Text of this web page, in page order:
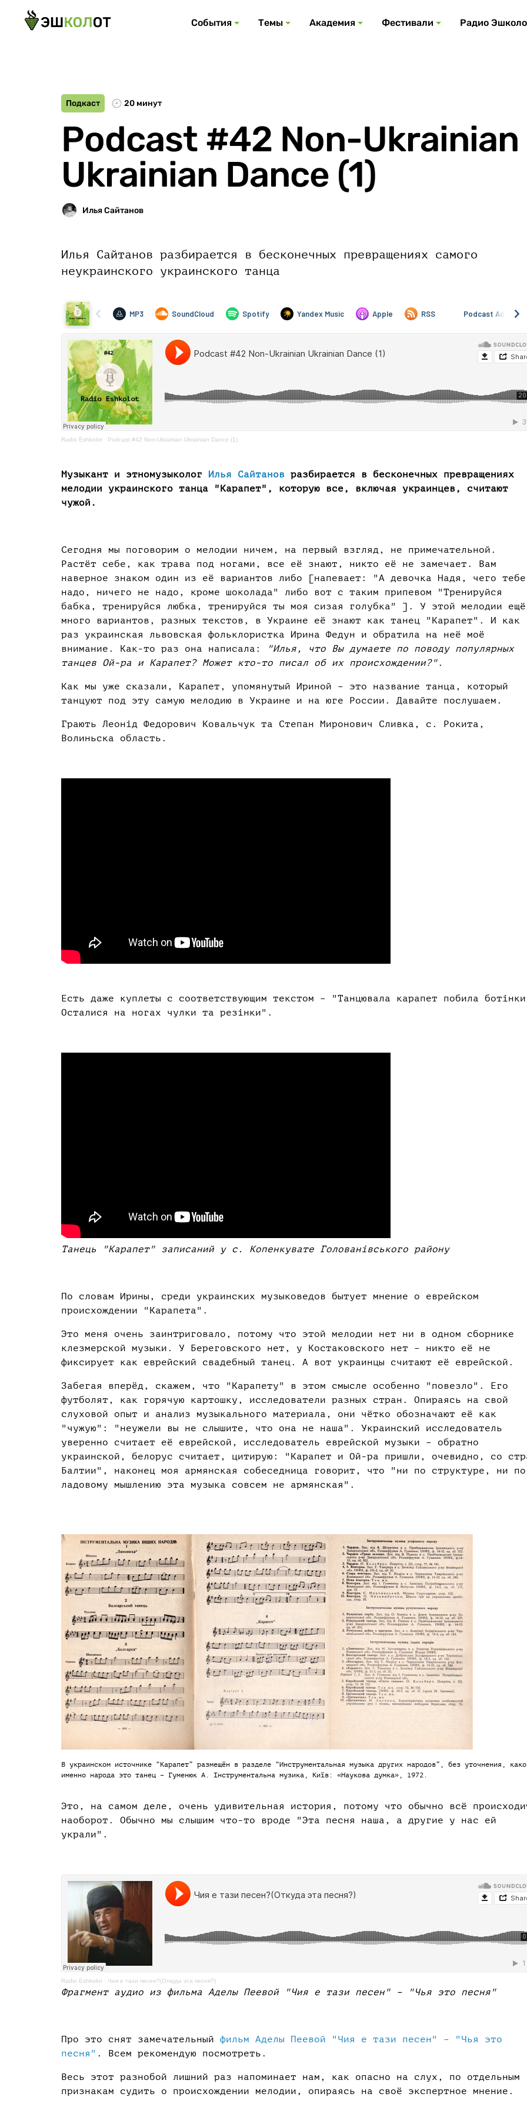
События
Темы
Все темы
Академия
Фестивали
Радио
Podcast #42 Non-Ukrainian
Ukrainian Dance (1)
Подкаст 20 минут
Илья Сайтанов разбирается в бесконечных превращениях самого
неукраинского украинского танца
Radio Eshkolot · Podcast #42 Non-Ukrainian Ukrainian Dance (1)
Музыкант и этномузыколог Илья Сайтанов разбирается в бесконечных превращениях
мелодии украинского танца "Карапет", которую все, включая украинцев, считают
чужой.
Сегодня мы поговорим о мелодии ничем, на первый взгляд, не примечательной.
Растёт себе, как трава под ногами, все её знают, никто её не замечает. Вам
наверное знаком один из её вариантов либо [напевает: "А девочка Надя, чего тебе
надо, ничего не надо, кроме шоколада" либо вот с таким припевом "Тренируйся
бабка, тренируйся любка, тренируйся ты моя сизая голубка" ]. У этой мелодии ещё
много вариантов, разных текстов, в Украине её знают как танец "Карапет". И как
раз украинская львовская фольклористка Ирина Федун и обратила на неё моё
внимание. Как-то раз она написала:
"Илья, что Вы думаете по поводу популярных
танцев Ой-ра и Карапет? Может кто-то писал об их происхождении?".
Как мы уже сказали, Карапет, упомянутый Ириной – это название танца, который
танцуют под эту самую мелодию в Украине и на юге России. Давайте послушаем.
Грають Леонід Федорович Ковальчук та Степан Миронович Сливка, с. Рокита,
Волиньска область.
Есть даже куплеты с соответствующим текстом – "Танцювала карапет побила
Осталися на ногах чулки та резінки".
Танець "Карапет" записаний у с. Копенкувате Голованівського району
По словам Ирины, среди украинских музыковедов бытует мнение о еврейском
происхождении "Карапета".
Это меня очень заинтриговало, потому что этой мелодии нет ни в одном сборнике
клезмерской музыки. У Береговского нет, у Костаковского нет – никто её не
фиксирует как еврейский свадебный танец. А вот украинцы считают её еврейской.
Забегая вперёд, скажем, что "Карапету" в этом смысле особенно "повезло". Его
футболят, как горячую картошку, исследователи разных стран. Опираясь на свой
слуховой опыт и анализ музыкального материала, они чётко обозначают её как
"чужую": "неужели вы не слышите, что она не наша". Украинский исследователь
уверенно считает её еврейской, исследователь еврейской музыки – обратно
украинской, белорус считает, цитирую: "Карапет и Ой-ра пришли, очевидно, со
Балтии", наконец моя армянская собеседница говорит, что "ни по структуре, ни по
ладовому мышлению эта музыка совсем не армянская".
В украинском источнике “Карапет” размещён в разделе “Инструментальная музыка других народов”, без уточнения,
именно народа это танец – Гуменюк А. Інструментальна музика, Київ: «Наукова думка», 1972.
Это, на самом деле, очень удивительная история, потому что обычно всё
наоборот. Обычно мы слышим что-то вроде "Эта песня наша, а другие у нас ей
украли".
Radio Eshkolot · Чия е тази песен?(Откуда эта песня?)
Фрагмент аудио из фильма Аделы Пеевой "Чия е тази песен" – "Чья это песня"
Про это снят замечательный фильм Аделы Пеевой "Чия е тази песен" – "Чья это
песня" . Всем рекомендую посмотреть.
Весь этот разнобой лишний раз напоминает нам, как опасно на слух, по отдельным
признакам судить о происхождении мелодии, опираясь на своё экспертное мнение.